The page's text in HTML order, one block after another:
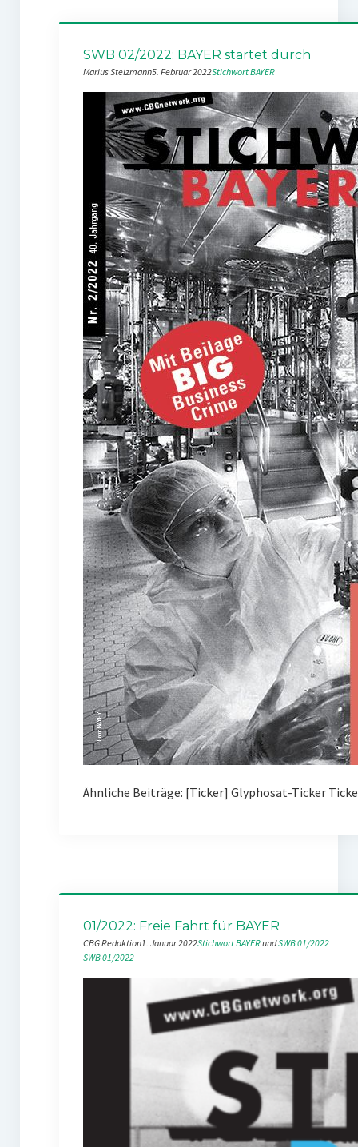
SWB 02/2022: BAYER startet durch
Marius Stelzmann5. Februar 2022Stichwort BAYER
Ähnliche Beiträge: [Ticker] Glyphosat-Ticker
01/2022: Freie Fahrt für BAYER
CBG Redaktion1. Januar 2022Stichwort BAYER und SWB 01/2022
SWB 01/2022